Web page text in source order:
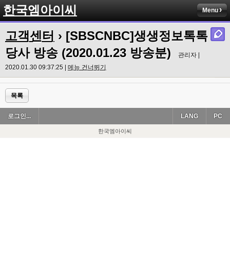
한국엠아이씨 Menu
고객센터 › [SBSCNBC]생생정보톡톡
당사 방송 (2020.01.23 방송분)
관리자 |
2020.01.30 09:37:25 | 메뉴 건너뛰기
목록
로그인... PC
LANG
한국엠아이씨